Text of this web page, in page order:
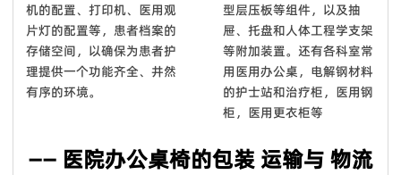
机的配置、打印机、医用观
片灯的配置等，患者档案的
存储空间，以确保为患者护
理提供一个功能齐全、井然
有序的环境。
型层压板等组件，以及抽
屉、托盘和人体工程学支架
等附加装置。还有各科室常
用医用办公桌，电解钢材料
的护士站和治疗柜，医用钢
柜，医用更衣柜等
—— 医院办公桌椅的包装 运输与 物流